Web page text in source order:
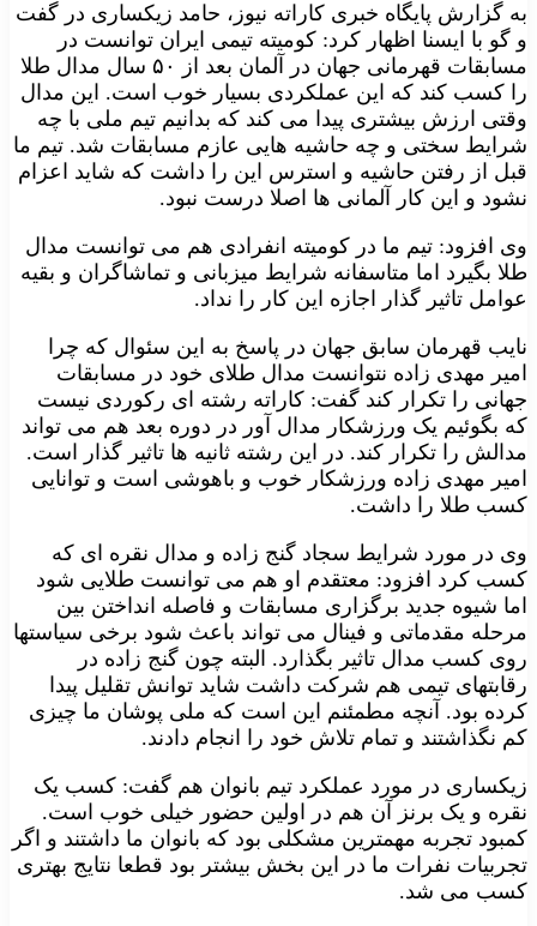
به گزارش پایگاه خبری کاراته نیوز، حامد زیکساری در گفت
و گو با ایسنا اظهار کرد: کومیته تیمی ایران توانست در
مسابقات قهرمانی جهان در آلمان بعد از ۵۰ سال مدال طلا
را کسب کند که این عملکردی بسیار خوب است. این مدال
وقتی ارزش بیشتری پیدا می کند که بدانیم تیم ملی با چه
شرایط سختی و چه حاشیه هایی عازم مسابقات شد. تیم ما
قبل از رفتن حاشیه و استرس این را داشت که شاید اعزام
نشود و این کار آلمانی ها اصلا درست نبود.
وی افزود: تیم ما در کومیته انفرادی هم می توانست مدال
طلا بگیرد اما متاسفانه شرایط میزبانی و تماشاگران و بقیه
عوامل تاثیر گذار اجازه این کار را نداد.
نایب قهرمان سابق جهان در پاسخ به این سئوال که چرا
امیر مهدی زاده نتوانست مدال طلای خود در مسابقات
جهانی را تکرار کند گفت: کاراته رشته ای رکوردی نیست
که بگوئیم یک ورزشکار مدال آور در دوره بعد هم می تواند
مدالش را تکرار کند. در این رشته ثانیه ها تاثیر گذار است.
امیر مهدی زاده ورزشکار خوب و باهوشی است و توانایی
کسب طلا را داشت.
وی در مورد شرایط سجاد گنج زاده و مدال نقره ای که
کسب کرد افزود: معتقدم او هم می توانست طلایی شود
اما شیوه جدید برگزاری مسابقات و فاصله انداختن بین
مرحله مقدماتی و فینال می تواند باعث شود برخی سیاستها
روی کسب مدال تاثیر بگذارد. البته چون گنج زاده در
رقابتهای تیمی هم شرکت داشت شاید توانش تقلیل پیدا
کرده بود. آنچه مطمئنم این است که ملی پوشان ما چیزی
کم نگذاشتند و تمام تلاش خود را انجام دادند.
زیکساری در مورد عملکرد تیم بانوان هم گفت: کسب یک
نقره و یک برنز آن هم در اولین حضور خیلی خوب است.
کمبود تجربه مهمترین مشکلی بود که بانوان ما داشتند و اگر
تجربیات نفرات ما در این بخش بیشتر بود قطعا نتایج بهتری
کسب می شد.